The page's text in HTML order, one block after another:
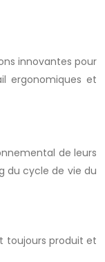
innovantes pour
ergonomiques et
de leurs
du cycle de vie du
toujours produit et